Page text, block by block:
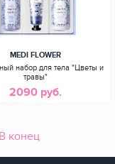
MEDI FLOWER
набор для тела "Цветы и
травы"
2090 руб.
В конец